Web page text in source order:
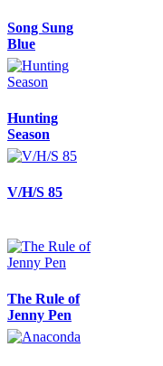
Song Sung
Blue
Hunting
Season
V/H/S 85
The Rule of
Jenny Pen